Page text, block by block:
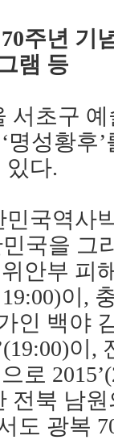
70주년 기
램 등
서초구
‘명성황후’
있다.
민국역사
국을 그
안부 피
이 ,
인 백야
(19:00)이 ,
로 2015’
전북 남
도 광복